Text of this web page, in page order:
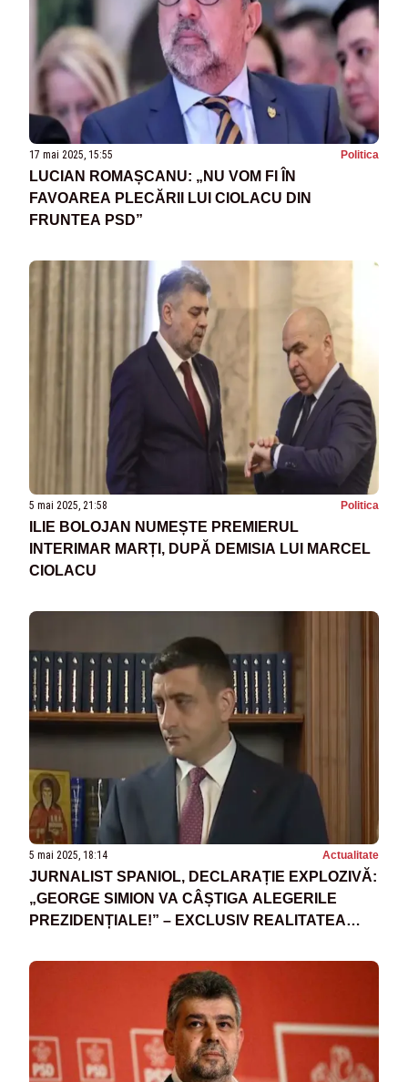
17 mai 2025, 15:55 Politica
LUCIAN ROMAȘCANU: „NU VOM FI ÎN
FAVOAREA PLECĂRII LUI CIOLACU DIN
FRUNTEA PSD”
5 mai 2025, 21:58 Politica
ILIE BOLOJAN NUMEȘTE PREMIERUL
INTERIMAR MARȚI, DUPĂ DEMISIA LUI MARCEL
CIOLACU
5 mai 2025, 18:14 Actualitate
JURNALIST SPANIOL, DECLARAȚIE EXPLOZIVĂ:
„GEORGE SIMION VA CÂȘTIGA ALEGERILE
PREZIDENȚIALE!” – EXCLUSIV REALITATEA